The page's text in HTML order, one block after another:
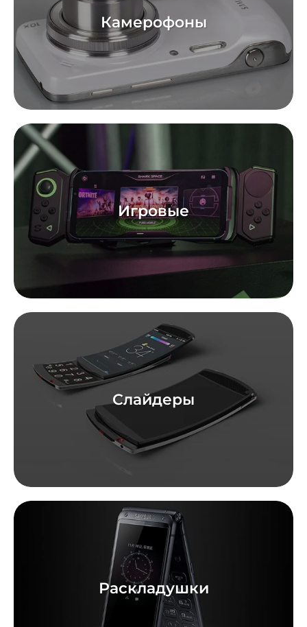
Камерофоны
Игровые
Слайдеры
Раскладушки